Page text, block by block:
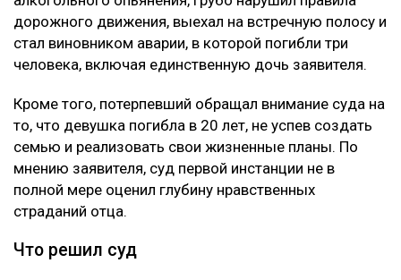
дорожного движения, выехал на встречную полосу и
стал виновником аварии, в которой погибли три
человека, включая единственную дочь заявителя.
Кроме того, потерпевший обращал внимание суда на
то, что девушка погибла в 20 лет, не успев создать
семью и реализовать свои жизненные планы. По
мнению заявителя, суд первой инстанции не в
полной мере оценил глубину нравственных
страданий отца.
Что решил суд